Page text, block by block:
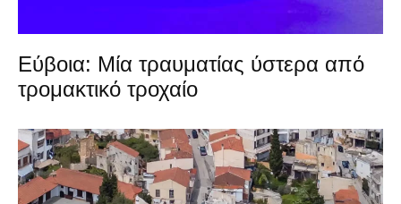
Εύβοια: Μία τραυματίας ύστερα από
τρομακτικό τροχαίο